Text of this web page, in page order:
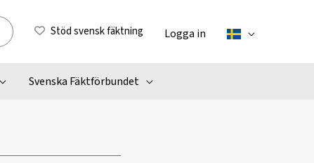
Stöd svensk fäktning Logga in
Svenska Fäktförbundet